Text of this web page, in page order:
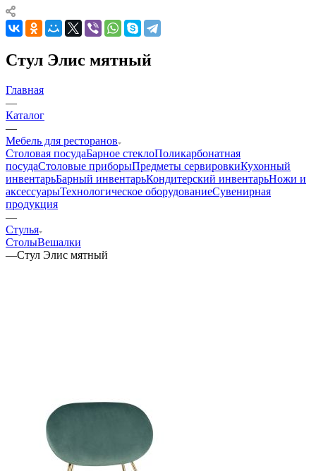
Стул Элис мятный
Главная
—
Каталог
—
Мебель для ресторанов
Столовая посудаБарное стеклоПоликарбонатная
посудаСтоловые приборыПредметы сервировкиКухонный
инвентарьБарный инвентарьКондитерский инвентарьНожи и
аксессуарыТехнологическое оборудованиеСувенирная
продукция
—
Стулья
СтолыВешалки
—Стул Элис мятный